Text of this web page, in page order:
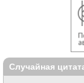
Случайная